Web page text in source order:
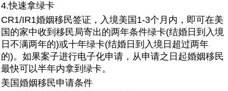
4.快速拿绿卡
CR1/IR1婚姻移民签证，入境美国1-3个月内，即可在美
国的家中收到移民局寄出的两年条件绿卡(结婚日到入境
日不满两年的)或十年绿卡(结婚日到入境日超过两年
的)。如果案子进行电子化申请，从申请之日起婚姻移民
最快可以半年内拿到绿卡。
美国婚姻移民申请条件